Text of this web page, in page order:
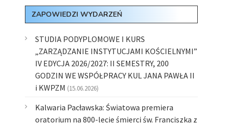
ZAPOWIEDZI WYDARZEŃ
STUDIA PODYPLOMOWE I KURS
„ZARZĄDZANIE INSTYTUCJAMI KOŚCIELNYMI”
IV EDYCJA 2026/2027: II SEMESTRY, 200
GODZIN WE WSPÓŁPRACY KUL JANA PAWŁA II
i KWPZM (15.06.2026)
Kalwaria Pacławska: Światowa premiera
oratorium na 800-lecie śmierci św. Franciszka z